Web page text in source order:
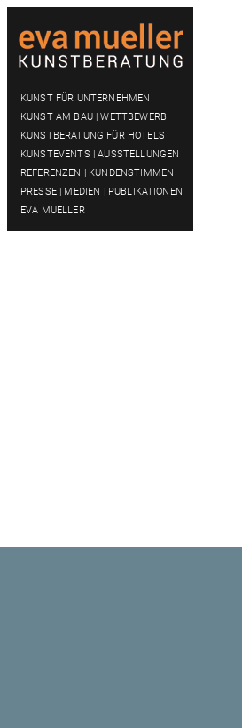
KUNST FÜR UNTERNEHMEN
KUNST AM BAU | WETTBEWERB
KUNSTBERATUNG FÜR HOTELS
KUNSTEVENTS | AUSSTELLUNGEN
REFERENZEN | KUNDENSTIMMEN
PRESSE | MEDIEN | PUBLIKATIONEN
EVA MUELLER